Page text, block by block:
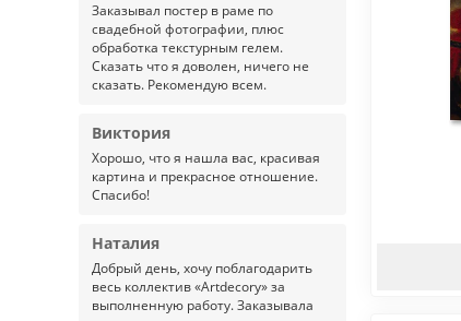
Заказывал постер в раме по
свадебной фотографии, плюс
обработка текстурным гелем.
Сказать что я доволен, ничего не
сказать. Рекомендую всем.
Виктория
Хорошо, что я нашла вас, красивая
картина и прекрасное отношение.
Спасибо!
Наталия
Добрый день, хочу поблагодарить
весь коллектив «Artdecory» за
выполненную работу. Заказывала